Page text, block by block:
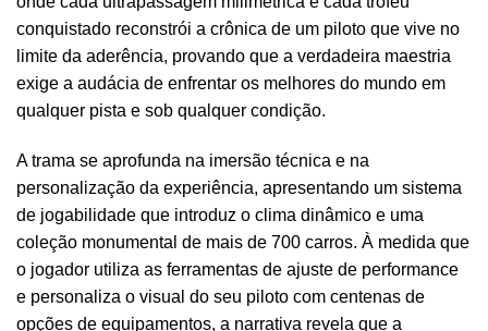
conquistado reconstrói a crônica de um piloto que vive no
limite da aderência, provando que a verdadeira maestria
exige a audácia de enfrentar os melhores do mundo em
qualquer pista e sob qualquer condição.
A trama se aprofunda na imersão técnica e na
personalização da experiência, apresentando um sistema
de jogabilidade que introduz o clima dinâmico e uma
coleção monumental de mais de 700 carros. À medida que
o jogador utiliza as ferramentas de ajuste de performance
e personaliza o visual do seu piloto com centenas de
opções de equipamentos, a narrativa revela que a